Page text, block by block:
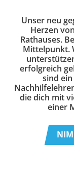
Unser neu
Herzen
Rathauses.
Mittelpunkt.
erfolgreich
sind
die dich mit
einer